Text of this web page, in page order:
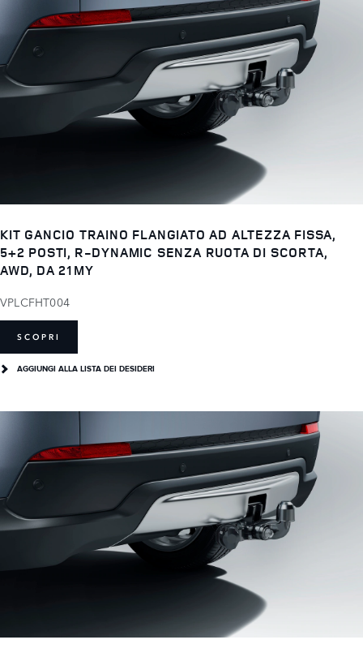
KIT GANCIO TRAINO FLANGIATO AD ALTEZZA FISSA,
5+2 POSTI, R-DYNAMIC SENZA RUOTA DI SCORTA,
AWD, DA 21MY
VPLCFHT004
SCOPRI
AGGIUNGI ALLA LISTA DEI DESIDERI